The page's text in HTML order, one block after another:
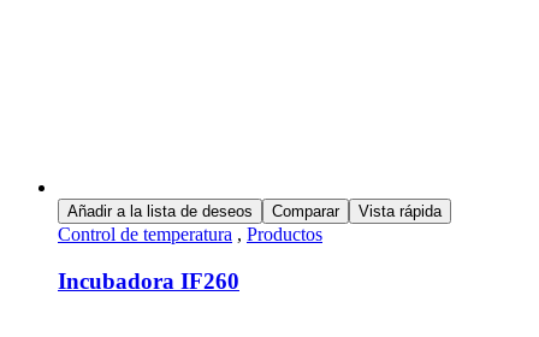
Añadir a la lista de deseos Comparar Vista rápida
Control de temperatura , Productos
Incubadora IF260